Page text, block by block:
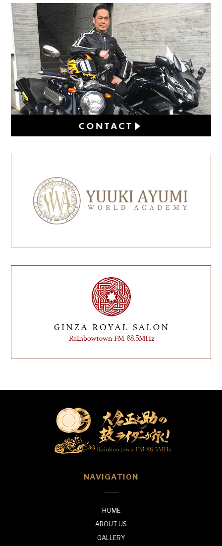
NAVIGATION
HOME
ABOUT US
GALLERY